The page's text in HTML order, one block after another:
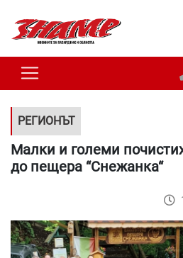
РЕГИОНЪТ
Малки и големи
до пещера “Снежанка“